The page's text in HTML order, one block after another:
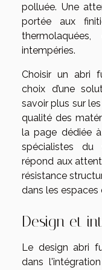
polluée. Une
portée aux
intempéries.
Choisir un abri
choix d’une
savoir plus sur
qualité des
la page dédiée à
spécialistes du
répond aux
résistance
dans les
Design et
Le design abri
dans